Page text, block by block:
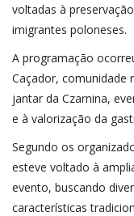
voltadas à
imigrantes poloneses.
A programação
Caçador, comunidade
jantar da Czarnina,
e à valorização da
Segundo os
esteve voltado à
evento, buscando
características